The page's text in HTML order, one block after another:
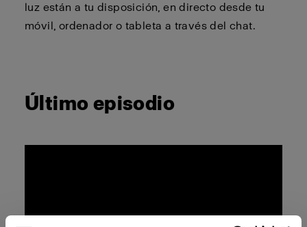
luz están a tu disposición, en directo desde tu
móvil, ordenador o tableta a través del chat.
Último episodio